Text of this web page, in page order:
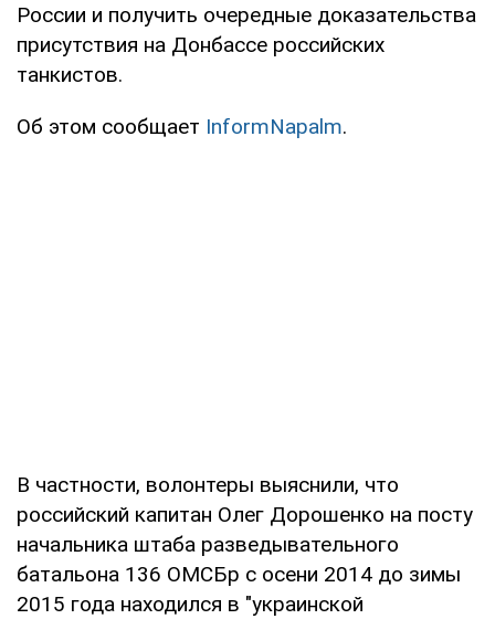
России и получить очередные доказательства
присутствия на Донбассе российских
танкистов.
Об этом сообщает InformNapalm.
В частности, волонтеры выяснили, что
российский капитан Олег Дорошенко на посту
начальника штаба разведывательного
батальона 136 ОМСБр с осени 2014 до зимы
2015 года находился в "украинской